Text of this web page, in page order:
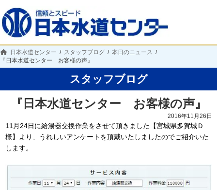
日本水道センター スタッフブログ
本日のニュース
『日本水道センター お客様の声』
スタッフブログ
『日本水道センター お客様の声』
2016年11月26日
11月24日に給湯器交換作業をさせて頂きました【宮城県多賀城Ｄ
様】より、うれしいアンケートを頂戴いたしましたのでご紹介いた
します。